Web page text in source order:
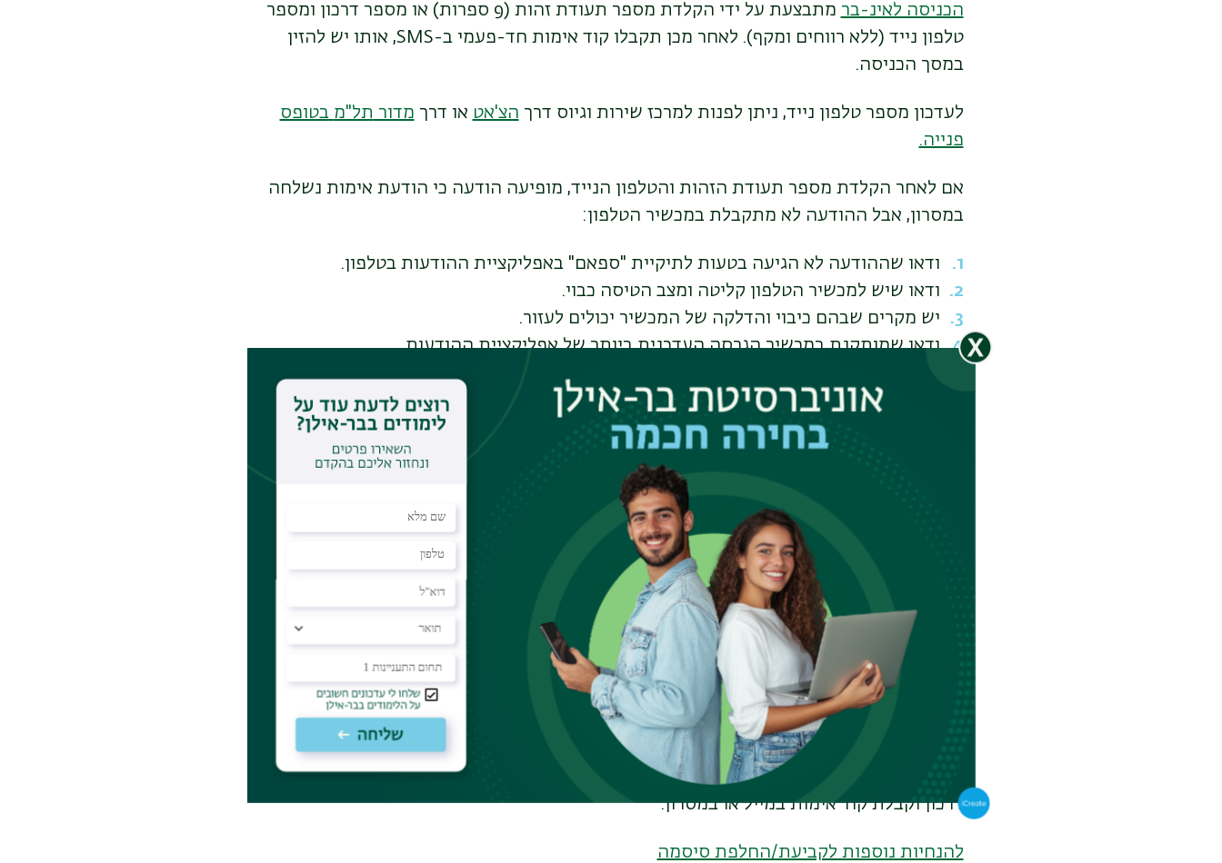
הכניסה לאינ-בר
מתבצעת על ידי הקלדת מספר תעודת זהות (9 ספרות) או מספר דרכון ומספר
טלפון נייד (ללא רווחים ומקף). לאחר מכן תקבלו קוד אימות חד-פעמי ב-SMS, אותו יש להזין
במסך הכניסה.
לעדכון מספר טלפון נייד, ניתן לפנות למרכז שירות וגיוס דרך הצ'אט או דרך מדור תל"מ בטופס
פנייה.
אם לאחר הקלדת מספר תעודת הזהות והטלפון הנייד, מופיעה הודעה כי הודעת אימות נשלחה
במסרון, אבל ההודעה לא מתקבלת במכשיר הטלפון:
ודאו שההודעה לא הגיעה בטעות לתיקיית "ספאם" באפליקציית ההודעות בטלפון.
ודאו שיש למכשיר הטלפון קליטה ומצב הטיסה כבוי.
יש מקרים שבהם כיבוי והדלקה של המכשיר יכולים לעזור.
ודאו שמותקנת במכשיר הגרסה העדכנית ביותר של אפליקציית ההודעות.
ההודעות לא יכולה לשלוח או לקבל הודעות).
ודאו שאתם מצליחים לשלוח ולקבל הודעות ממספרים אחרים.
הנחיות לאנדרואיד | הנחיות ל-
ניתן לפנות לתמיכה על ידי מרכז שירות וגיוס
סגל האוניברסיטה –ניתן לפנות ליועצי המחשוב בפקולטה
במהלך הלימודים תזדקקו לתוכנות
Office
הכולל רישוי לתוכנותOfficeותיבת מיילoutlook
. החשבון נפתח אוטומטית לכל סטודנט חדש
בכניסה הראשונה לחשבון, יש לקבוע סיסמה
באמצעות הזנת מספר תעודת זהות או
דרכון וקבלת קוד אימות במייל או במסרון.
להנחיות נוספות לקביעת/החלפת סיסמה